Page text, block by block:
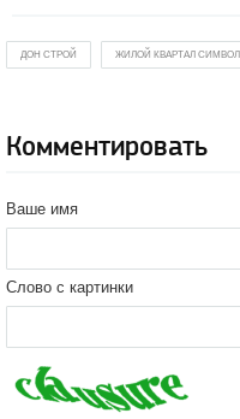
ДОН СТРОЙ ЖИЛОЙ КВАРТАЛ СИМВОЛ
Комментировать
Ваше имя
Слово с картинки